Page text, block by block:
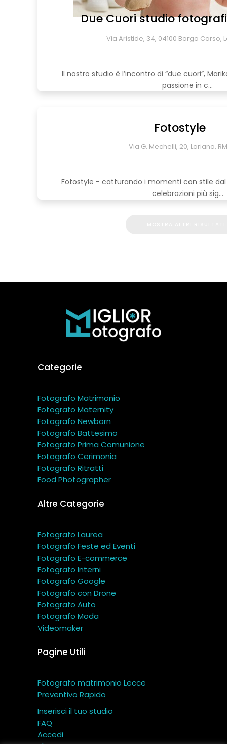
Due Cuori studio
Via Aristide, 34, 04100 Borgo Carso,
Il nostro studio è l’incontro di “due cuori”,
passione in c...
Fotostyle
Via G. Mechelli, 20, Lariano,
Fotostyle - catturando i momenti con stile dal
celebrazioni più sig...
Categorie
Fotografo Matrimonio
Fotografo Maternity
Fotografo Newborn
Fotografo Battesimo
Fotografo Prima Comunione
Fotografo Cerimonia
Fotografo Ritratti
Food Photographer
Altre Categorie
Fotografo Laurea
Fotografo Feste ed Eventi
Fotografo E-commerce
Fotografo Interni
Fotografo Google
Fotografo con Drone
Fotografo Auto
Fotografo Moda
Videomaker
Pagine Utili
Fotografo matrimonio Lecce
Preventivo Rapido
Inserisci il tuo studio
FAQ
Accedi
Blog